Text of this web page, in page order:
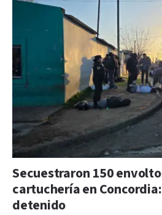
Secuestraron 150
cartuchería en
detenido